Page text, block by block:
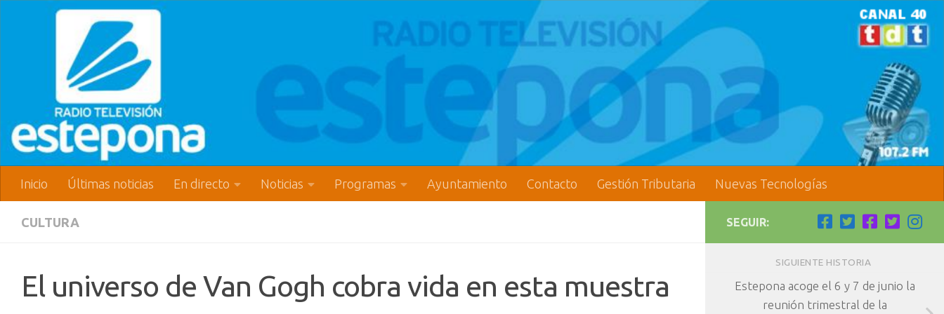
Inicio Últimas noticias En directo Noticias Programas Ayuntamiento Contacto Gestión Tributaria Nuevas Tecnologías
CULTURA
El universo de Van Gogh cobra vida en esta muestra
SEGUIR:
SIGUIENTE HISTORIA
Estepona acoge el 6 y 7 de junio la
reunión trimestral de la